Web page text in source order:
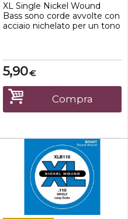
XL Single Nickel Wound
Bass sono corde avvolte con
acciaio nichelato per un tono
€
5,90
Compra